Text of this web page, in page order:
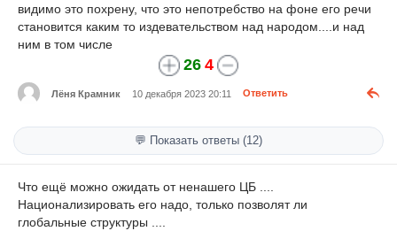
видимо это похрену, что это непотребство на фоне его речи
становится каким то издевательством над народом....и над
ним в том числе
26 4
Лёня Крамник 10 декабря 2023 20:11 Ответить
💬 Показать ответы (12)
Что ещё можно ожидать от ненашего ЦБ ....
Национализировать его надо, только позволят ли
глобальные структуры ....